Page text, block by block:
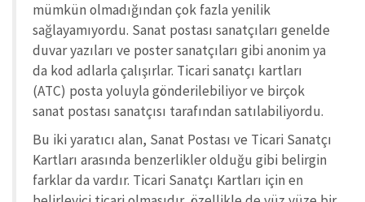
mümkün olmadığından çok fazla yenilik
sağlayamıyordu. Sanat postası sanatçıları genelde
duvar yazıları ve poster sanatçıları gibi anonim ya
da kod adlarla çalışırlar. Ticari sanatçı kartları
(ATC) posta yoluyla gönderilebiliyor ve birçok
sanat postası sanatçısı tarafından satılabiliyordu.
Bu iki yaratıcı alan, Sanat Postası ve Ticari Sanatçı
Kartları arasında benzerlikler olduğu gibi belirgin
farklar da vardır. Ticari Sanatçı Kartları için en